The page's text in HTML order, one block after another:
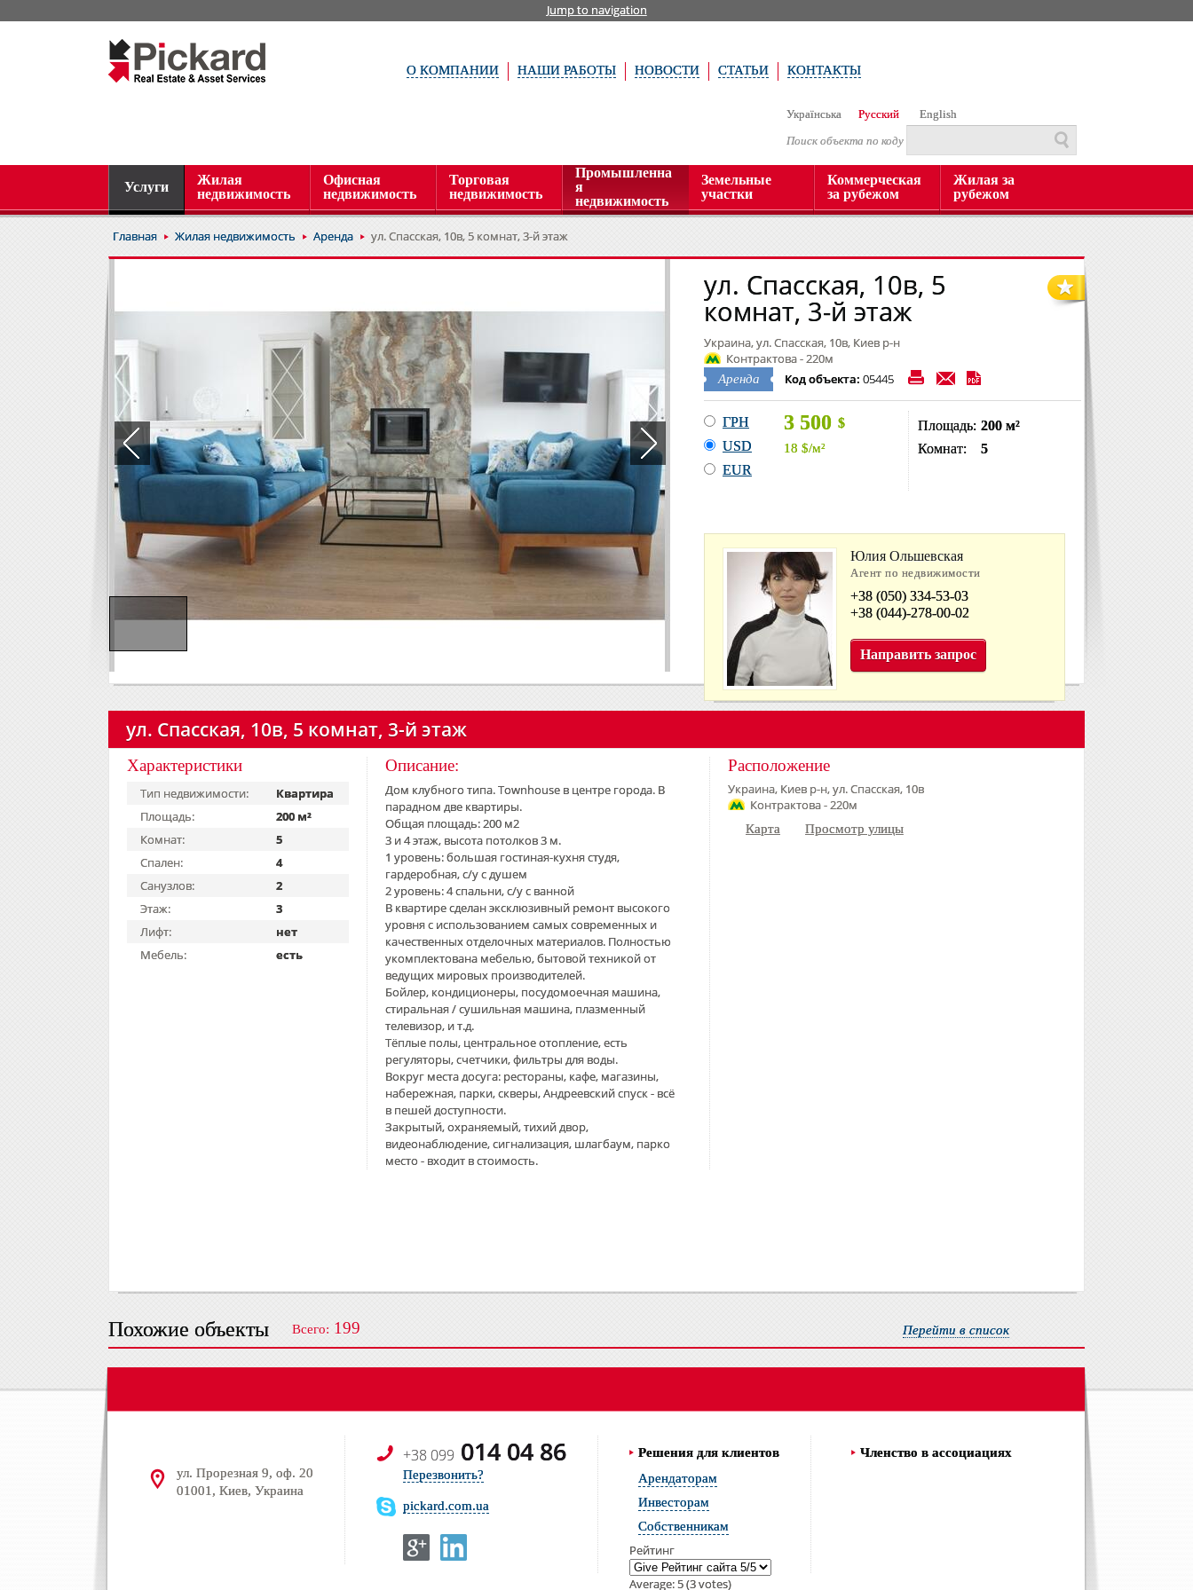
Jump to navigation
О КОМПАНИИ НАШИ РАБОТЫ НОВОСТИ СТАТЬИ КОНТАКТЫ
Українська Русский
English
Поиск объекта по коду
Услуги
Жилая
недвижимость
Офисная
недвижимость
Торговая
недвижимость
Промышленна
я
недвижимость
Земельные
участки
Коммерческая
за рубежом
Жилая за
рубежом
Главная Жилая недвижимость Аренда ул. Спасская, 10в, 5 комнат, 3-й этаж
ул. Спасская, 10в, 5
комнат, 3-й этаж
Украина, ул. Спасская, 10в, Киев р-н
Контрактова - 220м
Аренда Код объекта: 05445
ГРН
USD
EUR
3 500 $
18 $/м²
Площадь: 200 м²
Комнат:
5
Юлия Ольшевская
Агент по недвижимости
+38 (050) 334-53-03
+38 (044)-278-00-02
Направить запрос
ул. Спасская, 10в, 5 комнат, 3-й этаж
Характеристики
Тип недвижимости:
Квартира
Площадь:
200 м²
Комнат:
5
Спален:
4
Санузлов:
2
Этаж:
3
Лифт:
нет
Мебель:
есть
Описание:
Дом клубного типа. Townhouse в центре города. В
парадном две квартиры.
Общая площадь: 200 м2
3 и 4 этаж, высота потолков 3 м.
1 уровень: большая гостиная-кухня студя,
гардеробная, с/у с душем
2 уровень: 4 спальни, с/у с ванной
В квартире сделан эксклюзивный ремонт высокого
уровня с использованием самых современных и
качественных отделочных материалов. Полностью
укомплектована мебелью, бытовой техникой от
ведущих мировых производителей.
Бойлер, кондиционеры, посудомоечная машина,
стиральная / сушильная машина, плазменный
телевизор, и т.д.
Тёплые полы, центральное отопление, есть
регуляторы, счетчики, фильтры для воды.
Вокруг места досуга: рестораны, кафе, магазины,
набережная, парки, скверы, Андреевский спуск - всё
в пешей доступности.
Закрытый, охраняемый, тихий двор,
видеонаблюдение, сигнализация, шлагбаум, парко
место - входит в стоимость.
Расположение
Украина, Киев р-н, ул. Спасская, 10в
Контрактова - 220м
Карта Просмотр улицы
Похожие объекты Всего: 199 Перейти в список
ул. Прорезная 9, оф. 20
01001, Киев, Украина
+38 099 014 04 86
Перезвонить?
pickard.com.ua
Решения для клиентов
Арендаторам
Инвесторам
Собственникам
Рейтинг
Average:5(3votes)
Членство в ассоциациях